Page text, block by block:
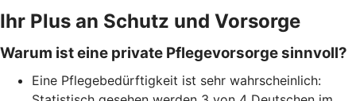
Ihr Plus an Schutz und Vorsorge
Warum ist eine private Pflegevorsorge sinnvoll?
Eine Pflegebedürftigkeit ist sehr wahrscheinlich: